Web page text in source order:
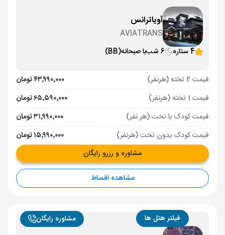
فیلتر هتل ها
آویاترانس
AVIATRANS
4 ستاره
6 شب با صبحانه(BB)
قیمت 2 تخته (هرنفر)
۴۳٬۹۹۰٬۰۰۰ تومان
قیمت 1 تخته (هرنفر)
۶۵٬۵۹۰٬۰۰۰ تومان
قیمت کودک با تخت (هر نفر)
۳۱٬۹۹۰٬۰۰۰ تومان
قیمت کودک بدون تخت (هرنفر)
۱۵٬۹۹۰٬۰۰۰ تومان
مشاوره و رزرو رایگان
مشاهده اقساط
مشاوره رایگان